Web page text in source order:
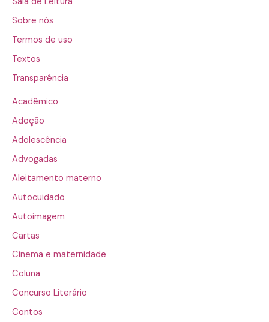
Sobre nós
Termos de uso
Textos
Transparência
Acadêmico
Adoção
Adolescência
Advogadas
Aleitamento materno
Autocuidado
Autoimagem
Cartas
Cinema e maternidade
Coluna
Concurso Literário
Contos